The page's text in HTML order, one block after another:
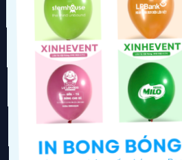
Tư vấn hoàn thành bởi BongBongXinh
AI